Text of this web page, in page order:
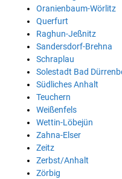
Oranienbaum-Wörlitz
Querfurt
Raghun-Jeßnitz
Sandersdorf-Brehna
Schraplau
Solestadt Bad
Südliches Anhalt
Teuchern
Weißenfels
Wettin-Löbejün
Zahna-Elser
Zeitz
Zerbst/Anhalt
Zörbig